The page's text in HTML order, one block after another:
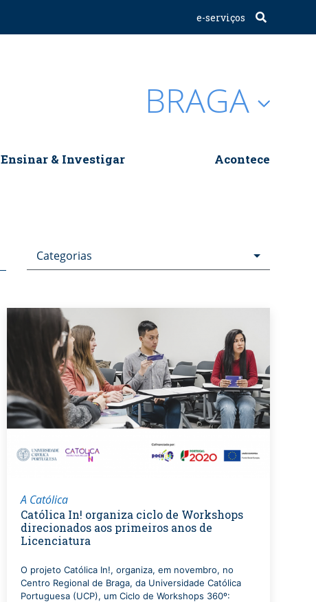
e-serviços
BRAGA
Ensinar & Investigar Acontece
Categorias
A Católica
Católica In! organiza ciclo de Workshops
direcionados aos primeiros anos de
Licenciatura
O projeto Católica In!, organiza, em novembro, no
Centro Regional de Braga, da Universidade Católica
Portuguesa (UCP), um Ciclo de Workshops 360º: